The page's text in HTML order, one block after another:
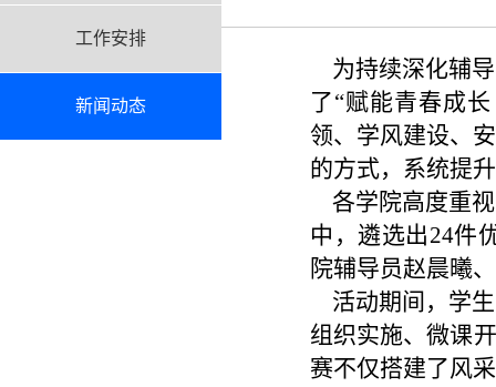
工作安排
新闻动态
为持续深化辅
了“赋能青春成
领、学风建设、
的方式，系统提
各学院高度重视
中，遴选出24件
院辅导员赵晨曦
活动期间，学
组织实施、微课
赛不仅搭建了风